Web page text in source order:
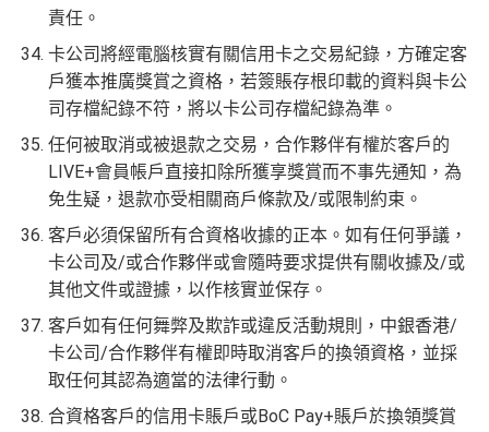
責任。
卡公司將經電腦核實有關信用卡之交易紀錄，方確定客
戶獲本推廣獎賞之資格，若簽賬存根印載的資料與卡公
司存檔紀錄不符，將以卡公司存檔紀錄為準。
任何被取消或被退款之交易，合作夥伴有權於客戶的
LIVE+會員帳戶直接扣除所獲享獎賞而不事先通知，為
免生疑，退款亦受相關商戶條款及/或限制約束。
客戶必須保留所有合資格收據的正本。如有任何爭議，
卡公司及/或合作夥伴或會隨時要求提供有關收據及/或
其他文件或證據，以作核實並保存。
客戶如有任何舞弊及欺詐或違反活動規則，中銀香港/
卡公司/合作夥伴有權即時取消客戶的換領資格，並採
取任何其認為適當的法律行動。
合資格客戶的信用卡賬戶或BoC Pay+賬戶於換領獎賞